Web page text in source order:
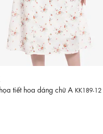
tiết hoa dáng chữ A KK189-12